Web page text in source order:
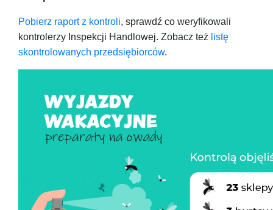
​Pobierz raport z kontroli, sprawdź co weryfikowali
kontrolerzy Inspekcji Handlowej. Zobacz też listę
skontrolowanych przedsiębiorców.